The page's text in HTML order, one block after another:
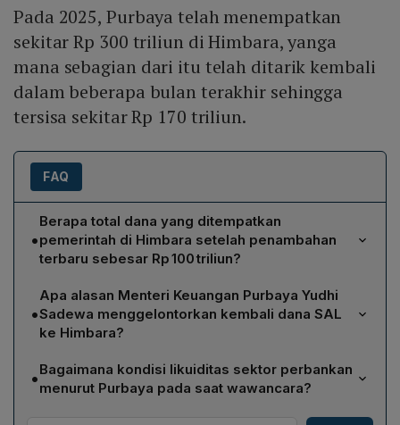
Pada 2025, Purbaya telah menempatkan
sekitar Rp 300 triliun di Himbara, yanga
mana sebagian dari itu telah ditarik kembali
dalam beberapa bulan terakhir sehingga
tersisa sekitar Rp 170 triliun.
FAQ
•
Berapa total dana yang ditempatkan
pemerintah di Himbara setelah penambahan
terbaru sebesar Rp 100 triliun?
Setelah penambahan dua tahap masing‑masing
Rp 100 triliun, total dana pemerintah yang ditempatkan
di Himbara mencapai Rp 400 triliun.
•
Apa alasan Menteri Keuangan Purbaya Yudhi
Sadewa menggelontorkan kembali dana SAL
ke Himbara?
Purbaya menyatakan dana SAL di Bank Indonesia
terlalu berlebih dan terdapat keluhan kekeringan
likuiditas di bank plat merah, sehingga ia menempatkan
•Bagaimana kondisi likuiditas sektor perbankan
menurut Purbaya pada saat wawancara?
Purbaya mengungkapkan bahwa likuiditas di sektor